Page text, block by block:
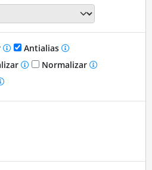
Antialias
Normalizar